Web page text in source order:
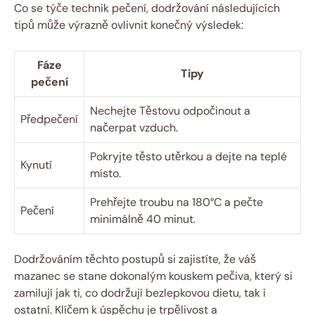
Co ‍se týče technik pečení, dodržování ⁣následujících
tipů ⁢může výrazně ovlivnit konečný výsledek:
Fáze
‍pečení
Tipy
Předpečení
Nechejte‍ Těstovu odpočinout a
načerpat ‍vzduch.
Kynutí
Pokryjte těsto utěrkou ⁣a ‍dejte na teplé
místo.
Pečení
Prehřejte troubu na‍ 180°C⁢ a pečte
minimálně 40 minut.
Dodržováním těchto postupů‍ si ‌zajistíte, že váš‍
mazanec se⁢ stane dokonalým⁤ kouskem ⁤pečiva, který si
zamilují jak ti, co dodržují ⁢bezlepkovou dietu, ⁣tak i
⁤ostatní. Klíčem k úspěchu‍ je trpělivost⁢ a